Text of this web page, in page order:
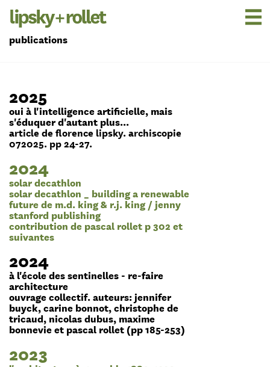
publications
2025
oui à l'intelligence artificielle, mais
s'éduquer d'autant plus...
article de florence lipsky. archiscopie
072025. pp 24-27.
2024
solar decathlon
solar decathlon _ building a renewable
future de m.d. king & r.j. king / jenny
stanford publishing
contribution de pascal rollet p 302 et
suivantes
2024
à l'école des sentinelles - re-faire
architecture
ouvrage collectif. auteurs: jennifer
buyck, carine bonnot, christophe de
tricaud, nicolas dubus, maxime
bonnevie et pascal rollet (pp 185-253)
2023